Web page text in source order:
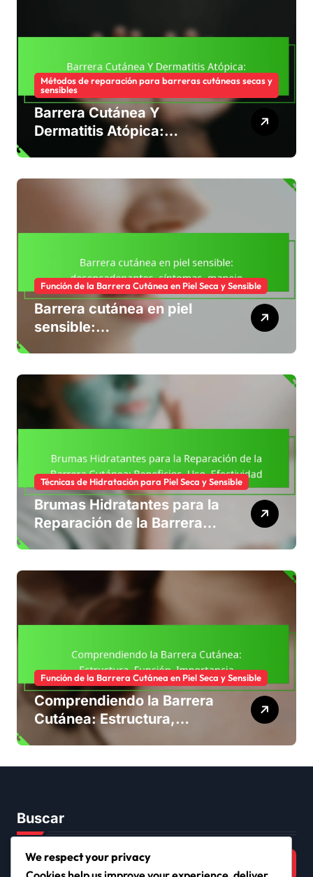
Métodos de reparación para barreras cutáneas secas y
sensibles
Barrera Cutánea Y
Dermatitis Atópica:
Comprensión, Cuidado,
Función de la Barrera Cutánea en Piel Seca y Sensible
Barrera cutánea en piel
sensible:
Técnicas de Hidratación para Piel Seca y Sensible
Brumas Hidratantes para la
Reparación de la Barrera
Cutánea: Beneficios, Uso,
Función de la Barrera Cutánea en Piel Seca y Sensible
Comprendiendo la Barrera
Cutánea: Estructura,
Función, Importancia
Buscar
Search
for:
We respect your privacy